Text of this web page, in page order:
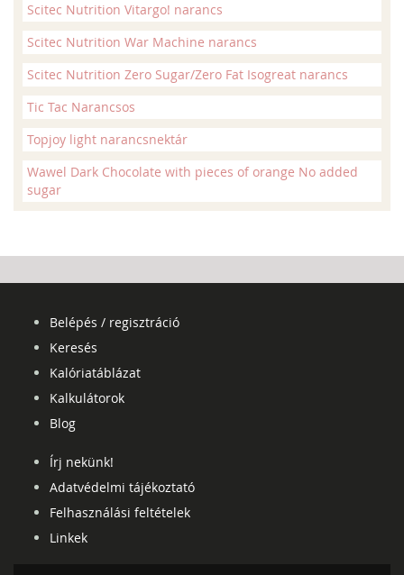
Scitec Nutrition Vitargo! narancs
Scitec Nutrition War Machine narancs
Scitec Nutrition Zero Sugar/Zero Fat Isogreat narancs
Tic Tac Narancsos
Topjoy light narancsnektár
Wawel Dark Chocolate with pieces of orange No added
sugar
Belépés / regisztráció
Keresés
Kalóriatáblázat
Kalkulátorok
Blog
Írj nekünk!
Adatvédelmi tájékoztató
Felhasználási feltételek
Linkek